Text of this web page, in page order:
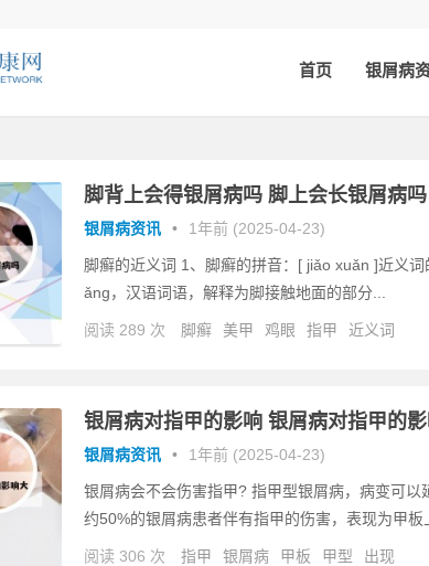
首页 银屑病
脚背上会得银屑病吗 脚上会长银屑病吗
银屑病资讯 • 1年前 (2025-04-23)
脚癣的近义词 1、脚癣的拼音：[ jiǎo xuǎn ]近义
ǎng，汉语词语，解释为脚接触地面的部分...
阅读 289 次 脚癣 美甲 鸡眼 指甲 近义词
银屑病对指甲的影响 银屑病对指甲的
银屑病资讯 • 1年前 (2025-04-23)
银屑病会不会伤害指甲? 指甲型银屑病，病变可以
约50%的银屑病患者伴有指甲的伤害，表现为甲板
阅读 306 次 指甲 银屑病 甲板 甲型 出现